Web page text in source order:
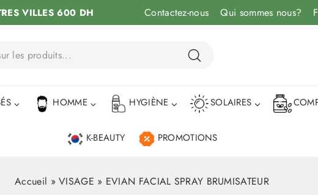
VILLES 600 DH Contactez-nous Qui sommes nous?
HOMME HYGIÈNE SOLAIRES
K-BEAUTY PROMOTIONS
Accueil »VISAGE » EVIAN FACIAL SPRAY BRUMISATEUR